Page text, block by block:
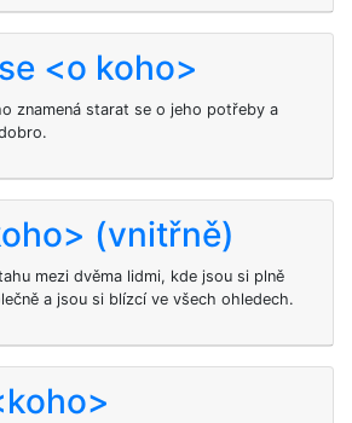
<o koho>
znamená starat se o jeho potřeby a
(vnitřně)
mezi dvěma lidmi, kde jsou si plně
a jsou si blízcí ve všech ohledech.